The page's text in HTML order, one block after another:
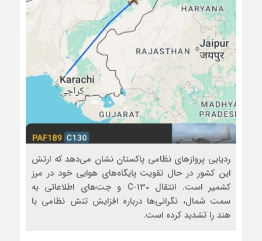
ردیابی پروازهای نظامی پاکستان نشان می‌دهد که ارتش
این کشور در حال تقویت پایگاه‌های هوایی خود در مرز
کشمیر است. انتقال C-130 و جت‌های اطلاعاتی به
سمت شمال، نگرانی‌ها درباره افزایش تنش نظامی با
هند را تشدید کرده است.